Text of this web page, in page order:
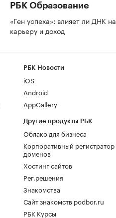
РБК Образование
«Ген успеха»: влияет ли ДНК на
карьеру и доход
РБК Новости
iOS
Android
AppGallery
Другие продукты РБК
Облако для бизнеса
Корпоративный регистратор
доменов
Хостинг сайтов
Рег.решения
Знакомства
Сайт знакомств podbor.ru
РБК Курсы